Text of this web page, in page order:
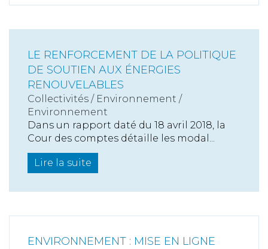
LE RENFORCEMENT DE LA POLITIQUE
DE SOUTIEN AUX ÉNERGIES
RENOUVELABLES
Collectivités / Environnement /
Environnement
Dans un rapport daté du 18 avril 2018, la
Cour des comptes détaille les modal...
Lire la suite
ENVIRONNEMENT : MISE EN LIGNE